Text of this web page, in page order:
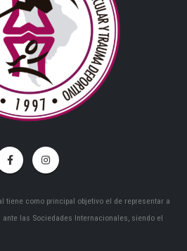
tiene como principal objetivo el de representar a
las Sociedades Internacionales, siendo el